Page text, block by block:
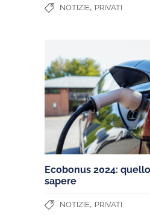
NOTIZIE, PRIVATI
Ecobonus 2024:
sapere
NOTIZIE, PRIVATI